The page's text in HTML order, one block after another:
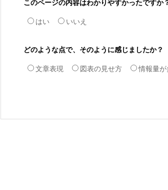
このページの内容はわかりやすかったですか
はい いいえ
どのような点で、そのように感じましたか
文章表現 図表の見せ方 情報量が